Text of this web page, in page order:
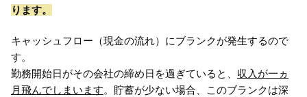
ります。
キャッシュフロー（現金の流れ）にブランクが発生するので
す。
勤務開始日がその会社の締め日を過ぎていると、 収入が一ヵ
月飛んでしまいます。貯蓄が少ない場合、このブランクは深